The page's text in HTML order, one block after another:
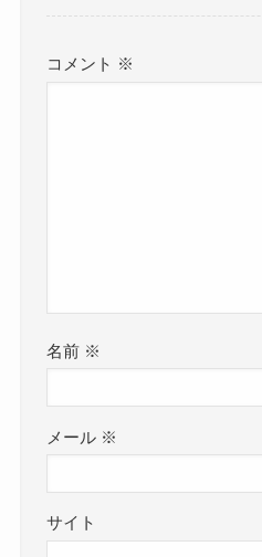
コメント ※
名前 ※
メール ※
サイト